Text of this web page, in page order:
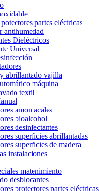
partes eléctricas
antihumedad
Dieléctricos
Universal
abrillantado vajilla
máquina
textil
amoniacales
bioalcohol
desinfectantes
superficies abrillantadas
superficies de madera
instalaciones
matenimiento
desblocantes
protectores partes eléctricas